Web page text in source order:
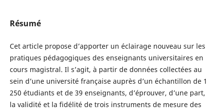
Résumé
Cet article propose d’apporter un éclairage nouveau sur les
pratiques pédagogiques des enseignants universitaires en
cours magistral. Il s’agit, à partir de données collectées au
sein d’une université française auprès d’un échantillon de 1
250 étudiants et de 39 enseignants, d’éprouver, d’une part,
la validité et la fidélité de trois instruments de mesure des